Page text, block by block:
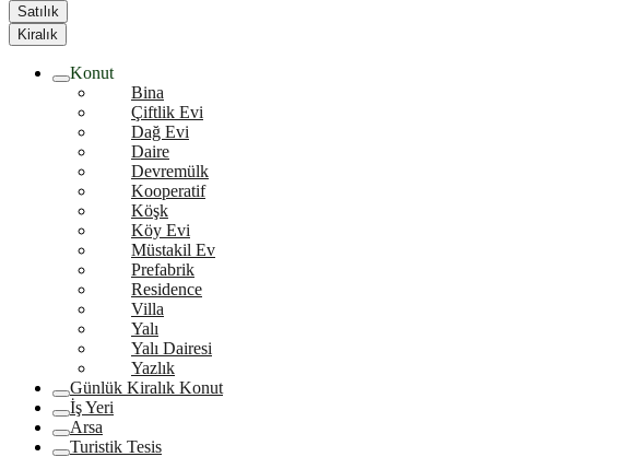
Satılık
Kiralık
Konut
Bina
Çiftlik Evi
Dağ Evi
Daire
Devremülk
Kooperatif
Köşk
Köy Evi
Müstakil Ev
Prefabrik
Residence
Villa
Yalı
Yalı Dairesi
Yazlık
Günlük Kiralık Konut
İş Yeri
Arsa
Turistik Tesis